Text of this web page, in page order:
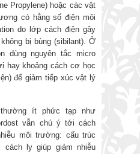
Propylene) hoặc các vật
có hằng số điện môi
do lớp cách điện gây
bị bùng (sibilant). Ở
dùng nguyên tắc micro
hay khoảng cách cơ học
để giảm tiếp xúc vật lý
ít phức tạp như
vẫn chú ý tới cách
môi trường: cấu trúc
cách ly giúp giảm nhiễu